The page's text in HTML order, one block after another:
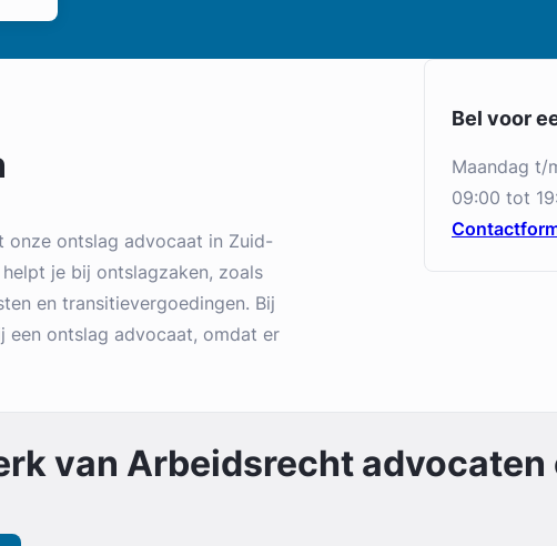
onze ontslag advocaat in Zuid-
je bij ontslagzaken, zoals
en transitievergoedingen. Bij
een ontslag advocaat, omdat er
Bel voor
maandag
09:00 tot
van Arbeidsrecht advocaten